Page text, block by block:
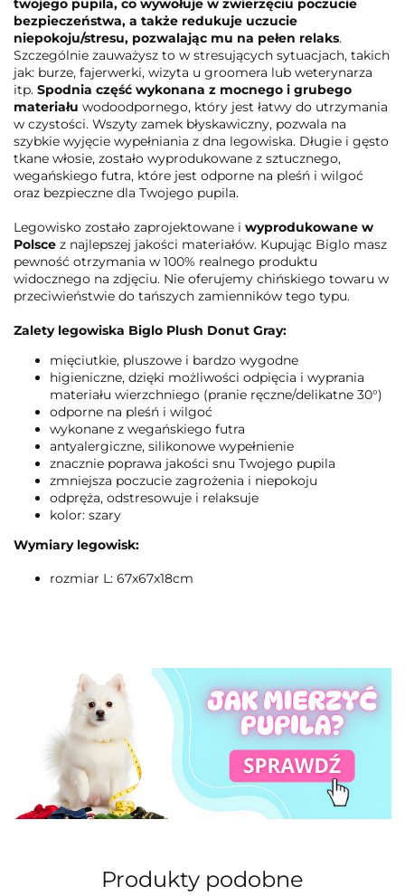
bezpieczeństwa, a także redukuje uczucie
niepokoju/stresu, pozwalając mu na pełen relaks.
Szczególnie zauważysz to w stresujących sytuacjach, takich
jak: burze, fajerwerki, wizyta u groomera lub weterynarza
itp. Spodnia część wykonana z mocnego i grubego
materiału wodoodpornego, który jest łatwy do utrzymania
w czystości. Wszyty zamek błyskawiczny, pozwala na
szybkie wyjęcie wypełniania z dna legowiska. Długie i gęsto
tkane włosie, zostało wyprodukowane z sztucznego,
wegańskiego futra, które jest odporne na pleśń i wilgoć
oraz bezpieczne dla Twojego pupila.
Legowisko zostało zaprojektowane i wyprodukowane w
Polsce z najlepszej jakości materiałów. Kupując Biglo masz
pewność otrzymania w 100% realnego produktu
widocznego na zdjęciu. Nie oferujemy chińskiego towaru w
przeciwieństwie do tańszych zamienników tego typu.
Zalety legowiska Biglo Plush Donut Gray:
mięciutkie, pluszowe i bardzo wygodne
higieniczne, dzięki możliwości odpięcia i wyprania
materiału wierzchniego (pranie ręczne/delikatne 30°)
odporne na pleśń i wilgoć
wykonane z wegańskiego futra
antyalergiczne, silikonowe wypełnienie
znacznie poprawa jakości snu Twojego pupila
zmniejsza poczucie zagrożenia i niepokoju
odpręża, odstresowuje i relaksuje
kolor: szary
Wymiary legowisk:
rozmiar L: 67x67x18cm
Produkty podobne